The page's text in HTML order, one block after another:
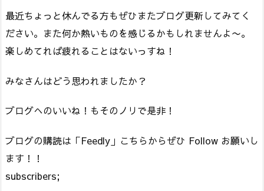
最近ちょっと休んでる方もぜひまたブログ更新してみてく
ださい。また何か熱いものを感じるかもしれませんよ〜。
楽しめてれば疲れることはないっすね！
みなさんはどう思われましたか？
ブログへのいいね！もそのノリで是非！
ブログの購読は「Feedly」こちらからぜひ Follow お願いし
ます！！
subscribers;